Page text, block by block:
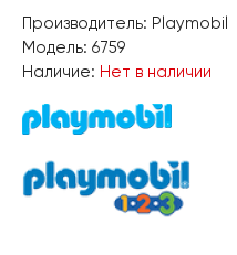
Производитель: Playmobil
Модель: 6759
Наличие: Нет в наличии